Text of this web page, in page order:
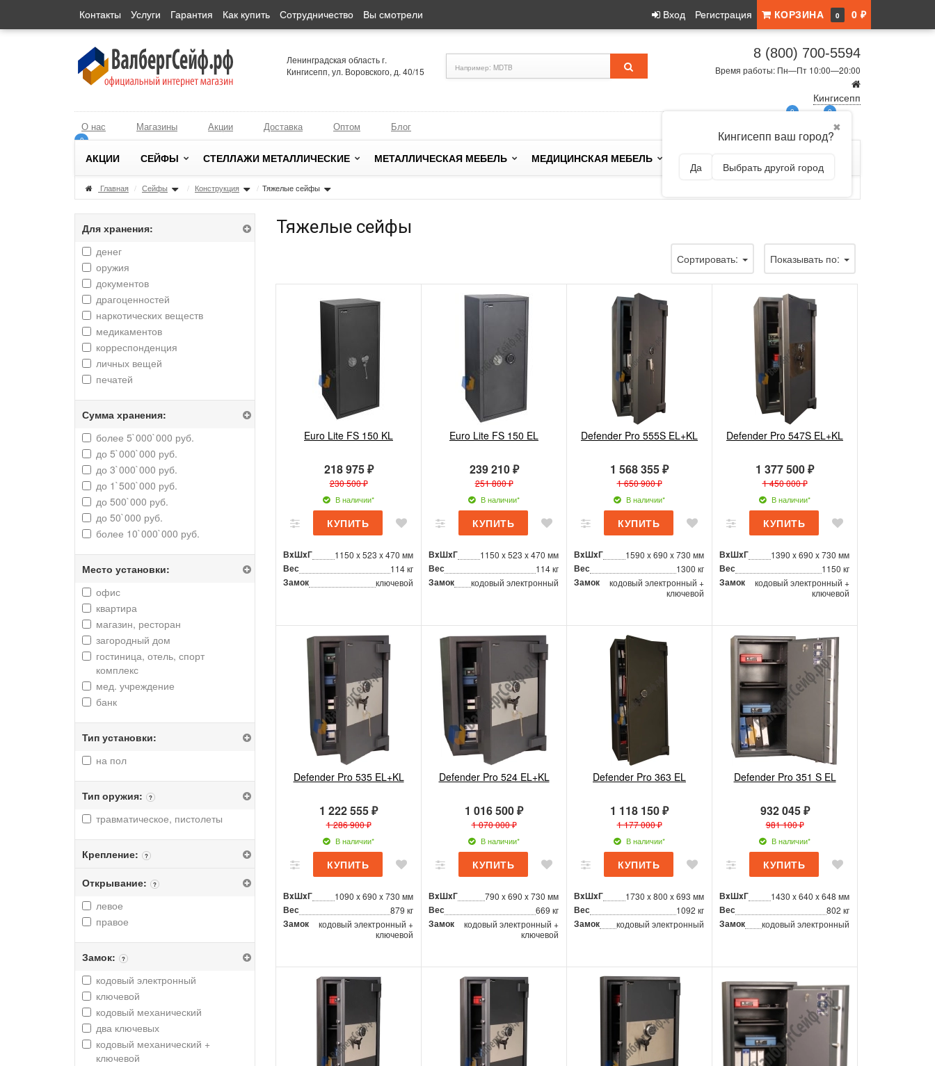
00
Контакты Услуги Гарантия Как купить Сотрудничество Вы смотрели Вход Регистрация КОРЗИНА 0 0 ₽
Ленинградская область г.
Кингисепп, ул. Воровского, д. 40/15
8 (800) 700-5594
Время работы: Пн—Пт 10:00—20:00
Кингисепп
✖
Кингисепп ваш город?
Да Выбрать другой город
О нас Магазины Акции Доставка Оптом Блог
0 0
АКЦИИ СЕЙФЫ СТЕЛЛАЖИ МЕТАЛЛИЧЕСКИЕ МЕТАЛЛИЧЕСКАЯ МЕБЕЛЬ МЕДИЦИНСКАЯ МЕБЕЛЬ
Главная / Сейфы / Конструкция / Тяжелые сейфы
Для хранения:
денег
оружия
документов
драгоценностей
наркотических веществ
медикаментов
корреспонденция
личных вещей
печатей
Сумма хранения:
более 5`000`000 руб.
до 5`000`000 руб.
до 3`000`000 руб.
до 1`500`000 руб.
до 500`000 руб.
до 50`000 руб.
более 10`000`000 руб.
Место установки:
офис
квартира
магазин, ресторан
загородный дом
гостиница, отель, спорт
комплекс
мед. учреждение
банк
Тип установки:
на пол
Тип оружия: ?
травматическое, пистолеты
Крепление: ?
Открывание: ?
левое
правое
Замок: ?
кодовый электронный
ключевой
кодовый механический
два ключевых
кодовый механический +
ключевой
Тяжелые сейфы
Сортировать: Показывать по:
Euro Lite FS 150 KL
218 975 ₽
230 500 ₽
В наличии*
ВxШxГ 1150 x 523 x 470 мм
Вес 114 кг
Замок ключевой
Euro Lite FS 150 EL
239 210 ₽
251 800 ₽
В наличии*
ВxШxГ 1150 x 523 x 470 мм
Вес 114 кг
Замок кодовый электронный
Defender Pro 555S EL+KL
1 568 355 ₽
1 650 900 ₽
В наличии*
ВxШxГ 1590 x 690 x 730 мм
Вес 1300 кг
Замок
кодовый электронный +
ключевой
Defender Pro 547S EL+KL
1 377 500 ₽
1 450 000 ₽
В наличии*
ВxШxГ 1390 x 690 x 730 мм
Вес 1150 кг
Замок
кодовый электронный +
ключевой
Defender Pro 535 EL+KL
1 222 555 ₽
1 286 900 ₽
В наличии*
ВxШxГ 1090 x 690 x 730 мм
Вес 879 кг
Замок
кодовый электронный +
ключевой
Defender Pro 524 EL+KL
1 016 500 ₽
1 070 000 ₽
В наличии*
ВxШxГ 790 x 690 x 730 мм
Вес 669 кг
Замок
кодовый электронный +
ключевой
Defender Pro 363 EL
1 118 150 ₽
1 177 000 ₽
В наличии*
ВxШxГ 1730 x 800 x 693 мм
Вес 1092 кг
Замок кодовый электронный
Defender Pro 351 S EL
932 045 ₽
981 100 ₽
В наличии*
ВxШxГ 1430 x 640 x 648 мм
Вес 802 кг
Замок кодовый электронный